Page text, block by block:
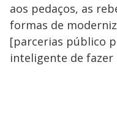
aos pedaços, as
formas de
[parcerias público
inteligente de fazer